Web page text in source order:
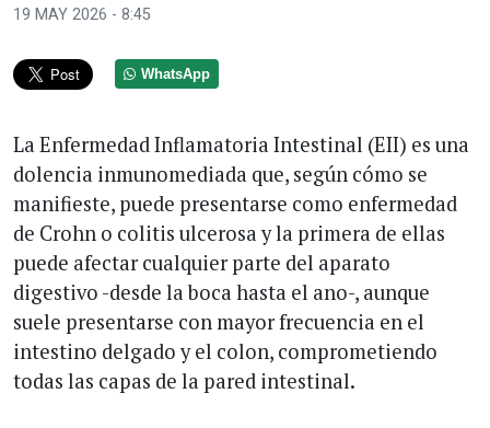
19 MAY 2026 - 8:45
WhatsApp
La Enfermedad Inflamatoria Intestinal (EII) es una
dolencia inmunomediada que, según cómo se
manifieste, puede presentarse como enfermedad
de Crohn o colitis ulcerosa y la primera de ellas
puede afectar cualquier parte del aparato
digestivo -desde la boca hasta el ano-, aunque
suele presentarse con mayor frecuencia en el
intestino delgado y el colon, comprometiendo
todas las capas de la pared intestinal.